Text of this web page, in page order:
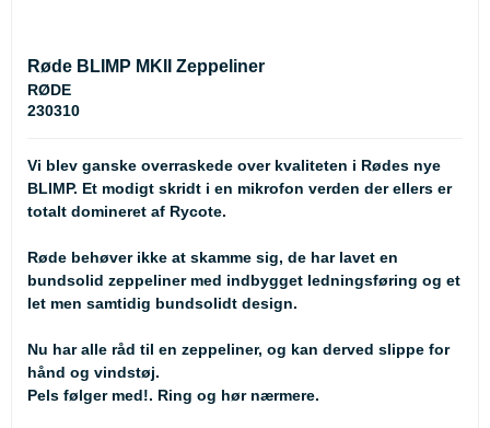
Røde BLIMP MKII Zeppeliner
RØDE
230310
Vi blev ganske overraskede over kvaliteten i Rødes nye
BLIMP. Et modigt skridt i en mikrofon verden der ellers er
totalt domineret af Rycote.
Røde behøver ikke at skamme sig, de har lavet en
bundsolid zeppeliner med indbygget ledningsføring og et
let men samtidig bundsolidt design.
Nu har alle råd til en zeppeliner, og kan derved slippe for
hånd og vindstøj.
Pels følger med!. Ring og hør nærmere.